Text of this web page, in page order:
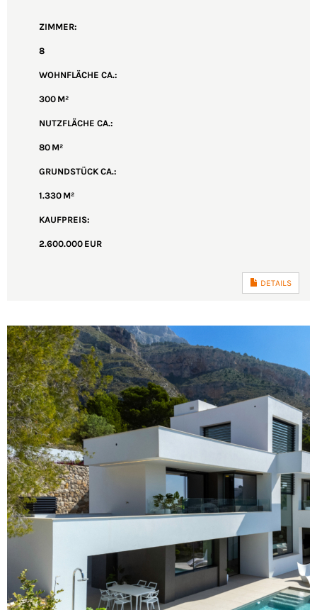
ZIMMER:
8
WOHNFLÄCHE CA.:
300 M²
NUTZFLÄCHE CA.:
80 M²
GRUND­STÜCK CA.:
1.330 M²
KAUFPREIS:
2.600.000 EUR
DETAILS